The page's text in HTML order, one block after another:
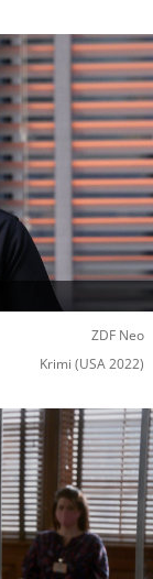
ZDF Neo
Krimi (USA 2022)